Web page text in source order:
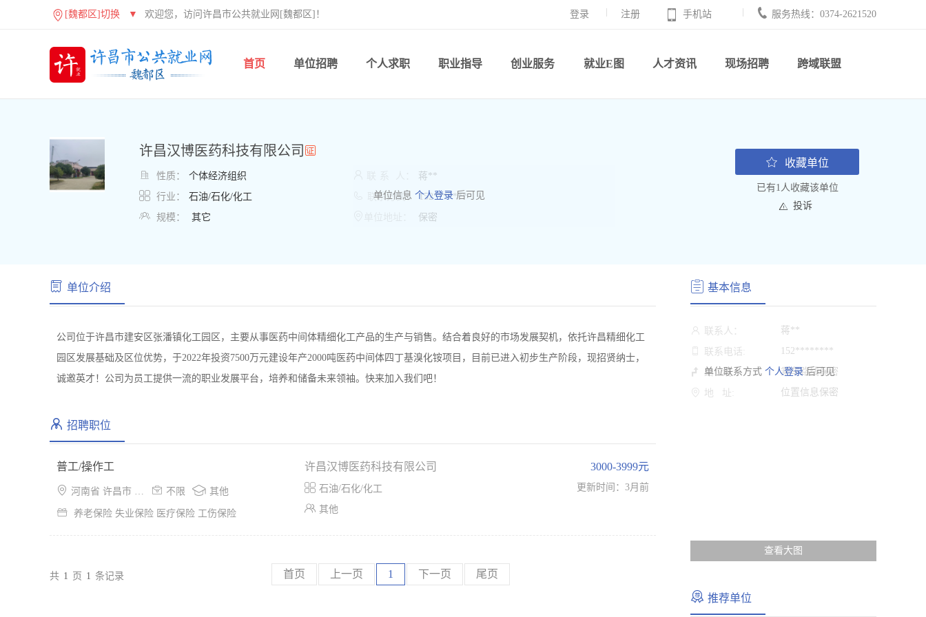
[魏都区]切换 ▼ 欢迎您，访问许昌市公共就业网[魏都区]！ 登录 注册 手机站 服务热线：0374-2621520
首页 单位招聘 个人求职 职业指导 创业服务 就业E图 人才资讯 现场招聘 跨域联盟
许昌汉博医药科技有限公司
 性质： 个体经济组织
 行业： 石油/石化/化工
 规模： 其它
单位信息 个人登录后可见
蒋**
联系方式： 152*******
保密
收藏单位
已有1人收藏该单位
投诉
单位介绍
公司位于许昌市建安区张潘镇化工园区，主要从事医药中间体精细化工产品的生产与销售。结合着良好的市场发展契机，依托许昌精细化工
园区发展基础及区位优势，于2022年投资7500万元建设年产2000吨医药中间体四丁基溴化铵项目，目前已进入初步生产阶段，现招贤纳士，
诚邀英才！公司为员工提供一流的职业发展平台，培养和储备未来领袖。快来加入我们吧！
招聘职位
普工/操作工
 河南省 许昌市 建安区  不限  其他
 养老保险 失业保险 医疗保险 工伤保险
许昌汉博医药科技有限公司
 石油/石化/化工
 其他
3000-3999元
更新时间：3月前
共 1 页 1 条记录 首页 上一页 1 下一页 尾页
基本信息
单位联系方式 个人登录后可见
联系人： 蒋**
联系电话: 152********
路 线: 乘车路线保密
地 址: 位置信息保密
查看大图
推荐单位